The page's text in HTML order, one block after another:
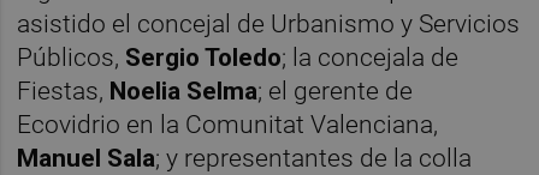
asistido el concejal de Urbanismo y Servicios
Públicos, Sergio Toledo; la concejala de
Fiestas, Noelia Selma; el gerente de
Ecovidrio en la Comunitat Valenciana,
Manuel Sala; y representantes de la colla